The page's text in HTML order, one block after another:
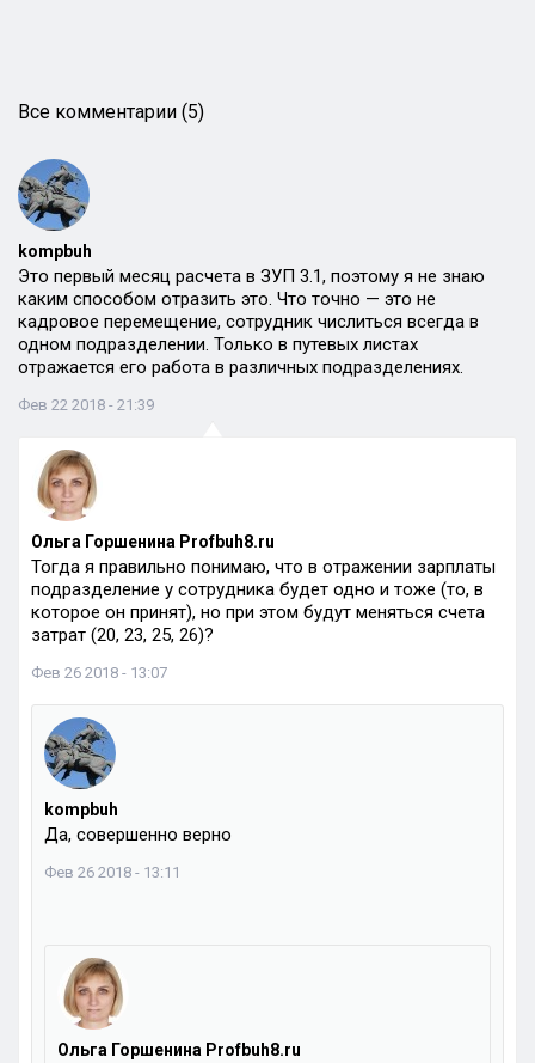
Все комментарии (5)
kompbuh
Это первый месяц расчета в ЗУП 3.1, поэтому я не знаю
каким способом отразить это. Что точно — это не
кадровое перемещение, сотрудник числиться всегда в
одном подразделении. Только в путевых листах
отражается его работа в различных подразделениях.
Фев 22 2018 - 21:39
Ольга Горшенина Profbuh8.ru
Тогда я правильно понимаю, что в отражении зарплаты
подразделение у сотрудника будет одно и тоже (то, в
которое он принят), но при этом будут меняться счета
затрат (20, 23, 25, 26)?
Фев 26 2018 - 13:07
kompbuh
Да, совершенно верно
Фев 26 2018 - 13:11
Ольга Горшенина Profbuh8.ru